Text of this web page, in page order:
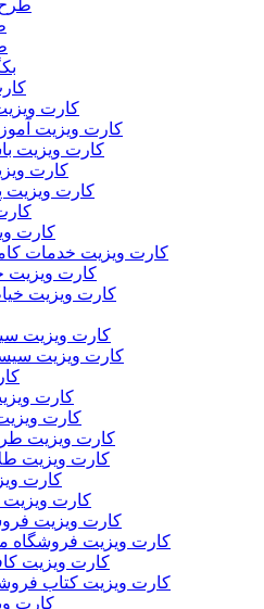
طرح
کارت
کارت ویزیت
کارت ویزیت
کارت
کارت ویزیت
کارت
کارت ویزیت خدمات
کارت ویزیت
کارت ویزیت
کارت ویزیت
کارت ویزیت
کارت
کارت
کارت ویزیت
کارت ویزیت
کارت
کارت
کارت ویزیت
کارت ویزیت
کارت ویزیت
کارت ویزیت کتاب
کارت